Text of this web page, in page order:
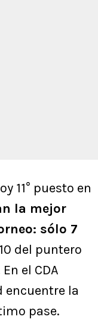
11° puesto en
la mejor
sólo 7
del puntero
el CDA
encuentre la
pase.